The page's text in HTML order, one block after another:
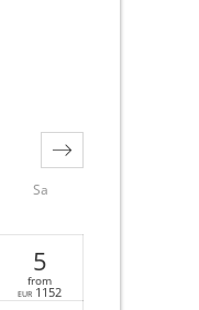
Sa
5
from
EUR 1152